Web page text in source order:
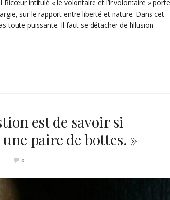
intitulé « le volontaire et l’involontaire » porte
sur le rapport entre liberté et nature. Dans cet
toute puissante. Il faut se détacher de l’illusion
est de savoir si
paire de bottes. »
0